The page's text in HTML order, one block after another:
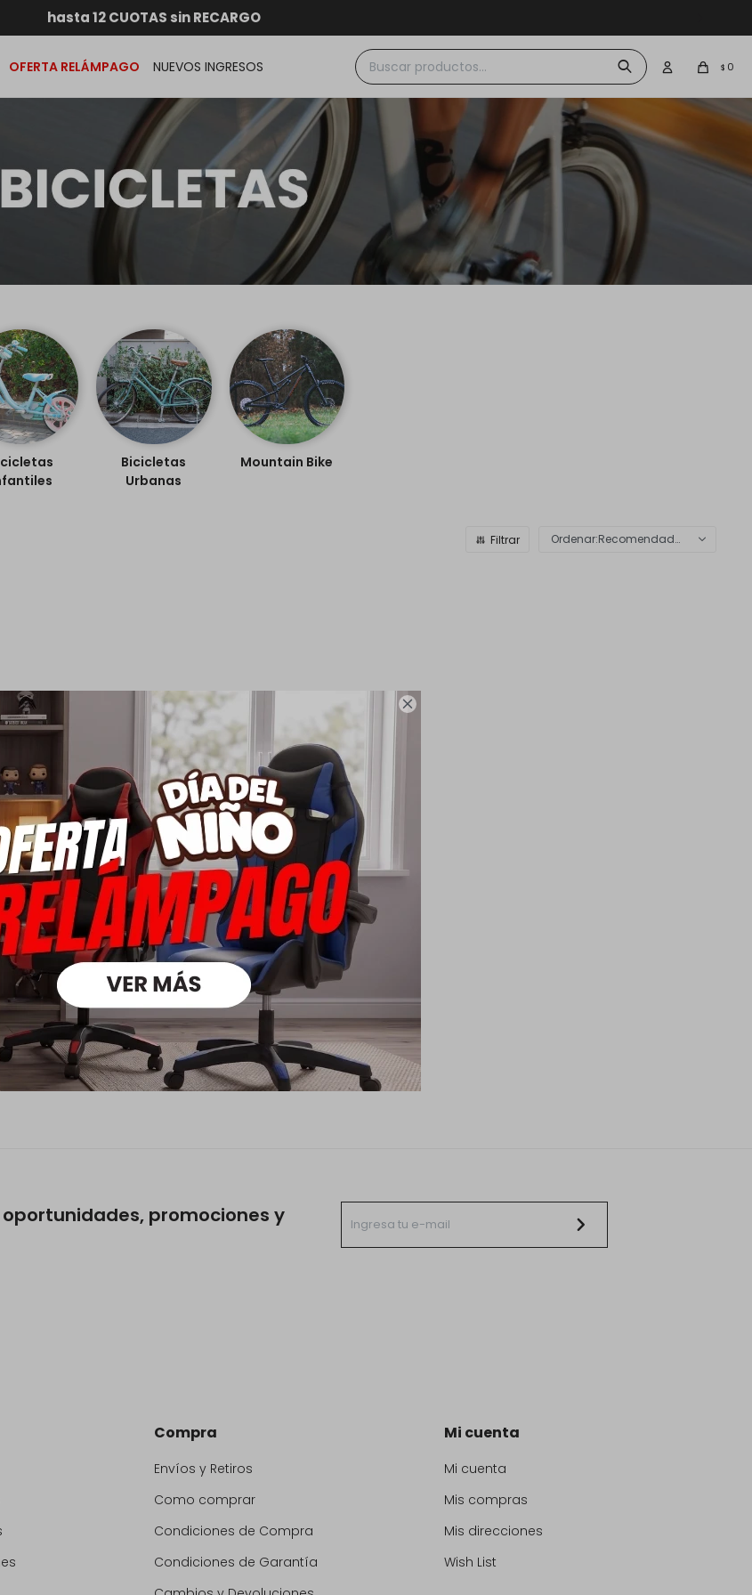

ENVÍOS A TODO EL PAÍS
GARANTÍA DE DEVOLUCIÓN
hasta 12 CUOTAS sin RECARGO
dentro de MONTEVIDEO en compras superiores a $30.000
OFERTA RELÁMPAGO NUEVOS INGRESOS $ 0
Bicicletas
Urbanas
Mountain Bike
Recomendados
promociones y
Compra
Envíos y Retiros
Como comprar
Condiciones de Compra
Condiciones de Garantía
Mi cuenta
Mi cuenta
Mis compras
Mis direcciones
Wish List